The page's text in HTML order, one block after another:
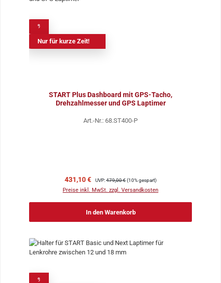
Nur für kurze Zeit!
START Plus Dashboard mit GPS-Tacho,
Drehzahlmesser und GPS Laptimer
Art.-Nr.: 68.ST400-P
Verkaufspreis:
431,10 € Regulärer Preis:
UVP:479,00 €(10% gespart)
Preise inkl. MwSt. zzgl. Versandkosten
In den Warenkorb